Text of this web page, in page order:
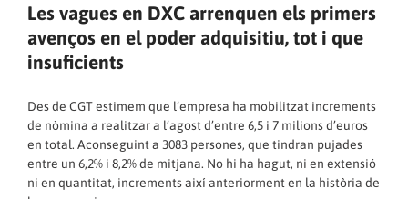
Les vagues en DXC arrenquen els primers
avenços en el poder adquisitiu, tot i que
insuficients
Des de CGT estimem que l’empresa ha mobilitzat increments
de nòmina a realitzar a l’agost d’entre 6,5 i 7 milions d’euros
en total. Aconseguint a 3083 persones, que tindran pujades
entre un 6,2% i 8,2% de mitjana. No hi ha hagut, ni en extensió
ni en quantitat, increments així anteriorment en la història de